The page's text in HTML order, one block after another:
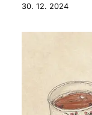
30. 12. 2024